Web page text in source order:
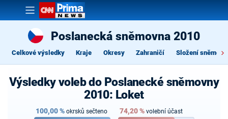
Poslanecká sněmovna 2010
Celkové výsledky Kraje Okresy Zahraničí Složení
Výsledky voleb do Poslanecké sněmovny
2010: Loket
100,00% okrsků sečteno 74,20% volební účast